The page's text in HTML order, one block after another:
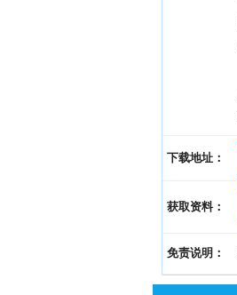
下载地址：
获取资料：
免责说明：